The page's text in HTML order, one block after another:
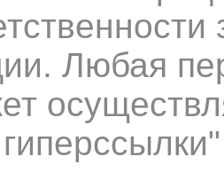
Любая